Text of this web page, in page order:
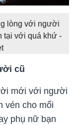
lòng với người
tại với quá khứ -
cũ
mới với người
vén cho mối
phụ nữ bạn